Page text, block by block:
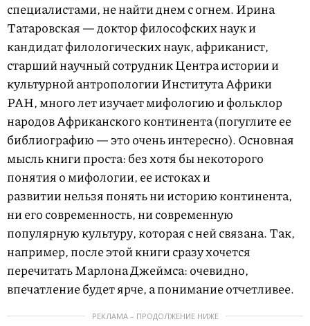
специалистами, не найти днем с огнем. Ирина
Татаровская — доктор философских наук и
кандидат филологических наук, африканист,
старший научный сотрудник Центра истории и
культурной антропологии Института Африки
РАН, много лет изучает мифологию и фольклор
народов Африканского континента (погуглите ее
библиографию — это очень интересно). Основная
мысль книги проста: без хотя бы некоторого
понятия о мифологии, ее истоках и
развитии нельзя понять ни историю континента,
ни его современность, ни современную
популярную культуру, которая с ней связана. Так,
например, после этой книги сразу хочется
перечитать Марлона Джеймса: очевидно,
впечатление будет ярче, а понимание отчетливее.
РЕКЛАМА – ПРОДОЛЖЕНИЕ НИЖЕ